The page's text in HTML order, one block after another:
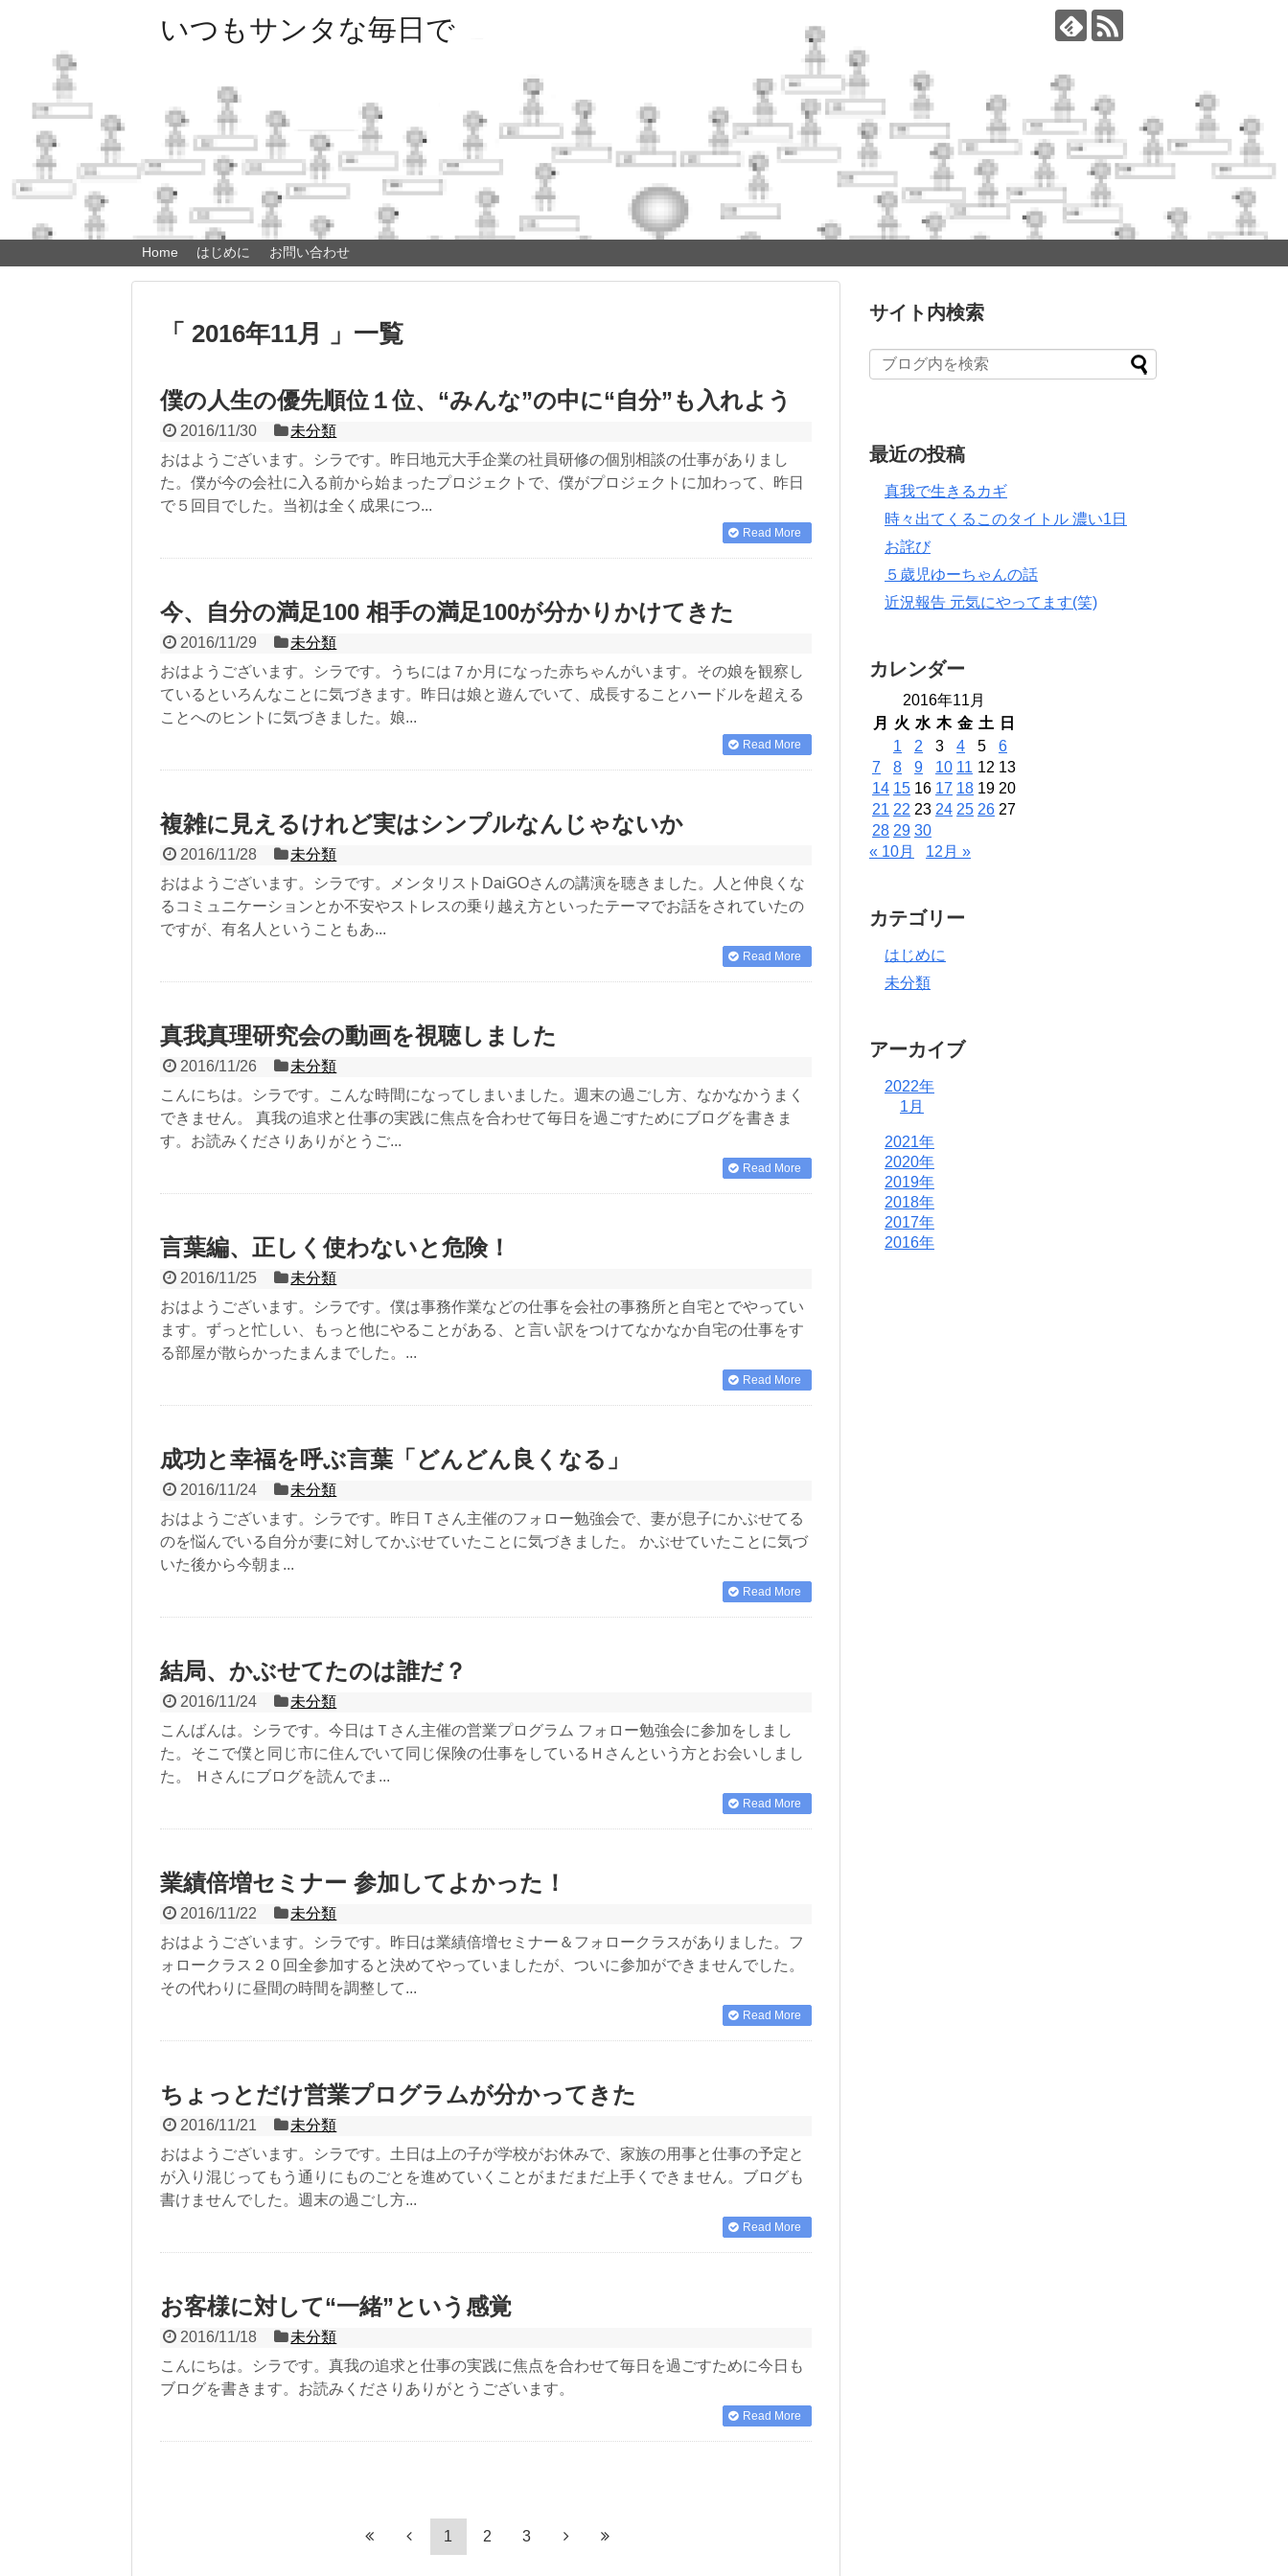
いつもサンタな毎日で
Home はじめに お問い合わせ
「 2016年11月 」一覧
僕の人生の優先順位１位、“みんな”の中に“自分”も入れよう
2016/11/30
未分類
おはようございます。シラです。昨日地元大手企業の社員研修の個別相談の仕事がありまし
た。僕が今の会社に入る前から始まったプロジェクトで、僕がプロジェクトに加わって、昨日
で５回目でした。当初は全く成果につ...
Read More
今、自分の満足100 相手の満足100が分かりかけてきた
2016/11/29
未分類
おはようございます。シラです。うちには７か月になった赤ちゃんがいます。その娘を観察し
ているといろんなことに気づきます。昨日は娘と遊んでいて、成長することハードルを超える
ことへのヒントに気づきました。娘...
Read More
複雑に見えるけれど実はシンプルなんじゃないか
2016/11/28
未分類
おはようございます。シラです。メンタリストDaiGOさんの講演を聴きました。人と仲良くな
るコミュニケーションとか不安やストレスの乗り越え方といったテーマでお話をされていたの
ですが、有名人ということもあ...
Read More
真我真理研究会の動画を視聴しました
2016/11/26
未分類
こんにちは。シラです。こんな時間になってしまいました。週末の過ごし方、なかなかうまく
できません。 真我の追求と仕事の実践に焦点を合わせて毎日を過ごすためにブログを書きま
す。お読みくださりありがとうご...
Read More
言葉編、正しく使わないと危険！
2016/11/25
未分類
おはようございます。シラです。僕は事務作業などの仕事を会社の事務所と自宅とでやってい
ます。ずっと忙しい、もっと他にやることがある、と言い訳をつけてなかなか自宅の仕事をす
る部屋が散らかったまんまでした。...
Read More
成功と幸福を呼ぶ言葉「どんどん良くなる」
2016/11/24
未分類
おはようございます。シラです。昨日Ｔさん主催のフォロー勉強会で、妻が息子にかぶせてる
のを悩んでいる自分が妻に対してかぶせていたことに気づきました。 かぶせていたことに気づ
いた後から今朝ま...
Read More
結局、かぶせてたのは誰だ？
2016/11/24
未分類
こんばんは。シラです。今日はＴさん主催の営業プログラム フォロー勉強会に参加をしまし
た。そこで僕と同じ市に住んでいて同じ保険の仕事をしているＨさんという方とお会いしまし
た。 Ｈさんにブログを読んでま...
Read More
業績倍増セミナー 参加してよかった！
2016/11/22
未分類
おはようございます。シラです。昨日は業績倍増セミナー＆フォロークラスがありました。フ
ォロークラス２０回全参加すると決めてやっていましたが、ついに参加ができませんでした。
その代わりに昼間の時間を調整して...
Read More
ちょっとだけ営業プログラムが分かってきた
2016/11/21
未分類
おはようございます。シラです。土日は上の子が学校がお休みで、家族の用事と仕事の予定と
が入り混じってもう通りにものごとを進めていくことがまだまだ上手くできません。ブログも
書けませんでした。週末の過ごし方...
Read More
お客様に対して“一緒”という感覚
2016/11/18
未分類
こんにちは。シラです。真我の追求と仕事の実践に焦点を合わせて毎日を過ごすために今日も
ブログを書きます。お読みくださりありがとうございます。
Read More
1 2 3
サイト内検索
最近の投稿
真我で生きるカギ
時々出てくるこのタイトル 濃い1日
お詫び
５歳児ゆーちゃんの話
近況報告 元気にやってます(笑)
カレンダー
2016年11月
月
火 水 木 金 土
日
1
2 3 4 5
6
7
8 9 10 11 12 13
14 15 16 17 18 19 20
21 22 23 24 25 26 27
28 29 30
« 10月
12月 »
カテゴリー
はじめに
未分類
アーカイブ
2022年
1月
2021年
2020年
2019年
2018年
2017年
2016年